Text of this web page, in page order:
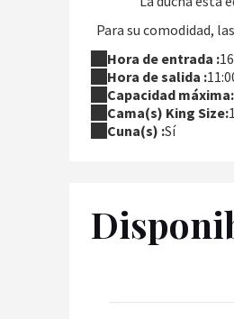
Para su comodidad,
Hora de entrada :
Hora de salida :
Capacidad máxima:
Cama(s) King Size:1
Cuna(s) :Sí